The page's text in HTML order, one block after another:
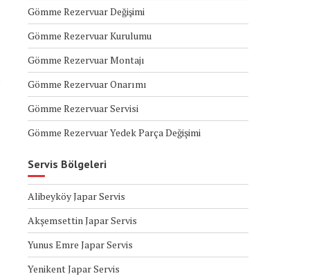
Gömme Rezervuar Değişimi
Gömme Rezervuar Kurulumu
Gömme Rezervuar Montajı
Gömme Rezervuar Onarımı
Gömme Rezervuar Servisi
Gömme Rezervuar Yedek Parça Değişimi
Servis Bölgeleri
Alibeyköy Japar Servis
Akşemsettin Japar Servis
Yunus Emre Japar Servis
Yenikent Japar Servis